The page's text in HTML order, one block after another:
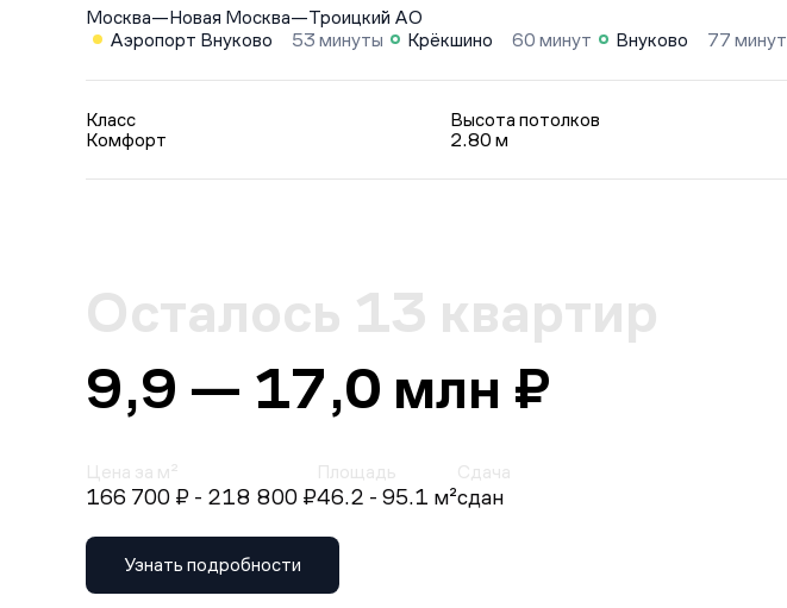
Москва—Новая Москва—Троицкий АО
Аэропорт Внуково
53 минуты Крёкшино 60 минут Внуково 77 минут
Класс
Комфорт
Высота потолков
2.80 м
Осталось 13 квартир
9,9 — 17,0 млн ₽
Цена за м²
166 700 ₽ - 218 800 ₽
Площадь
46.2 - 95.1 м²
Сдача
сдан
Узнать подробности